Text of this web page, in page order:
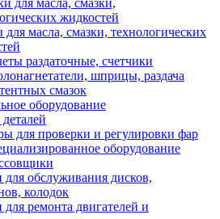
для масла, смазки,
жидкостей
для масла, смазки, технологических
раздаточные, счетчики
шприцы, раздача
смазок
оборудование
для проверки и регулировки фар
оборудование
для обслуживания дисков,
колодок
для ремонта двигателей и